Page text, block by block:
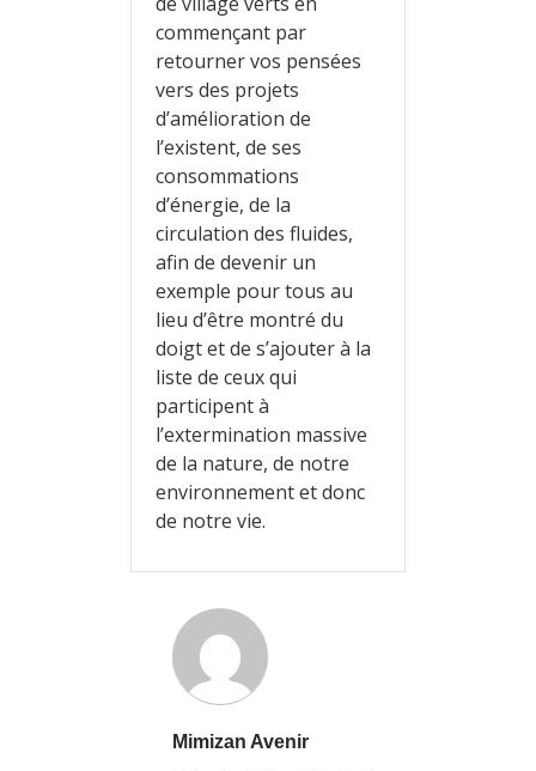
commençant par
retourner vos pensées
vers des projets
d’amélioration de
l’existent, de ses
consommations
d’énergie, de la
circulation des fluides,
afin de devenir un
exemple pour tous au
lieu d’être montré du
doigt et de s’ajouter à la
liste de ceux qui
participent à
l’extermination massive
de la nature, de notre
environnement et donc
de notre vie.
Mimizan Avenir